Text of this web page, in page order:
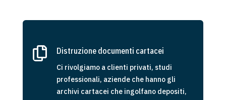
 Distruzione documenti cartacei
Ci rivolgiamo a clienti privati, studi
professionali, aziende che hanno gli
archivi cartacei che ingolfano depositi,